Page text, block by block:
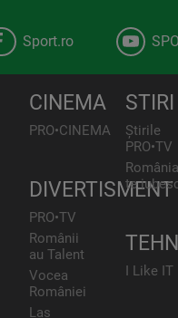
Sport.ro
CINEMA
PRO•CINEMA
DIVERTISMENT
PRO•TV
Românii
au Talent
Vocea
României
Las
STIRI
Știrile
PRO•TV
te
I Like IT